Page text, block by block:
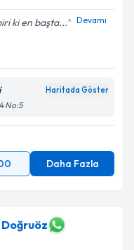
ki en başta... Devamı
Haritada Göster
No:5
Daha Fazla